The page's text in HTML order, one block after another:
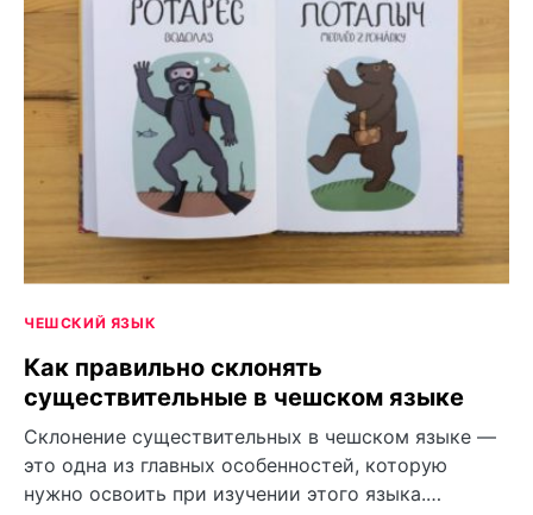
ЧЕШСКИЙ ЯЗЫК
Как правильно склонять
существительные в чешском языке
Склонение существительных в чешском языке —
это одна из главных особенностей, которую
нужно освоить при изучении этого языка.…